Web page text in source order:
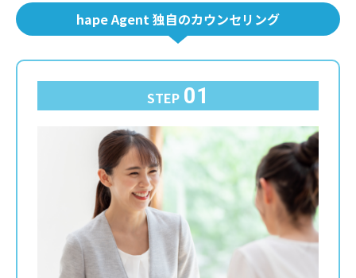
hape Agent 独自のカウンセリング
STEP 01